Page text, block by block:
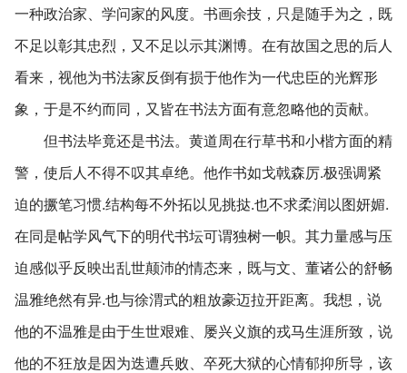
一种政治家、学问家的风度。书画余技，只是随手为之，既
不足以彰其忠烈，又不足以示其渊博。在有故国之思的后人
看来，视他为书法家反倒有损于他作为一代忠臣的光辉形
象，于是不约而同，又皆在书法方面有意忽略他的贡献。
但书法毕竟还是书法。黄道周在行草书和小楷方面的精
警，使后人不得不叹其卓绝。他作书如戈戟森厉.极强调紧
迫的撅笔习惯.结构每不外拓以见挑挞.也不求柔润以图妍媚.
在同是帖学风气下的明代书坛可谓独树一帜。其力量感与压
迫感似乎反映出乱世颠沛的情态来，既与文、董诸公的舒畅
温雅绝然有异.也与徐渭式的粗放豪迈拉开距离。我想，说
他的不温雅是由于生世艰难、屡兴义旗的戎马生涯所致，说
他的不狂放是因为迭遭兵败、卒死大狱的心情郁抑所导，该